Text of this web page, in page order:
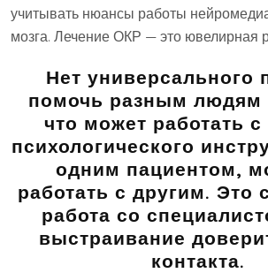
учитывать нюансы работы
мозга. Лечение ОКР — это ювелирная
Нет универсального
помочь разным людям
что может работать с
психологического
одним пациентом,
работать с другим. Это
работа со
выстраивание
контакта.